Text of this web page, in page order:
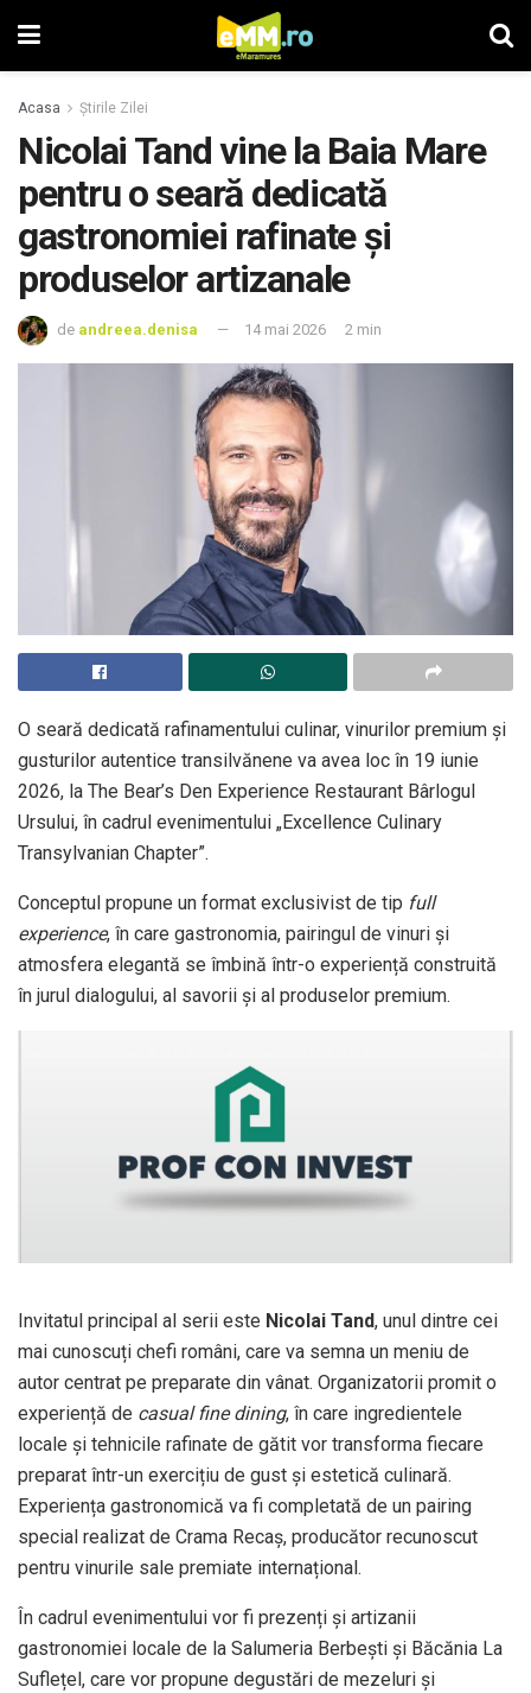
Acasa Știrile Zilei
Nicolai Tand vine la Baia Mare
pentru o seară dedicată
gastronomiei rafinate și
produselor artizanale
de andreea.denisa 14 mai 2026 2 min
O seară dedicată rafinamentului culinar, vinurilor premium și
gusturilor autentice transilvănene va avea loc în 19 iunie
2026, la The Bear’s Den Experience Restaurant Bârlogul
Ursului, în cadrul evenimentului „Excellence Culinary
Transylvanian Chapter”.
Conceptul propune un format exclusivist de tip full
experience, în care gastronomia, pairingul de vinuri și
atmosfera elegantă se îmbină într-o experiență construită
în jurul dialogului, al savorii și al produselor premium.
Invitatul principal al serii este Nicolai Tand, unul dintre cei
mai cunoscuți chefi români, care va semna un meniu de
autor centrat pe preparate din vânat. Organizatorii promit o
experiență de casual fine dining, în care ingredientele
locale și tehnicile rafinate de gătit vor transforma fiecare
preparat într-un exercițiu de gust și estetică culinară.
Experiența gastronomică va fi completată de un pairing
special realizat de Crama Recaș, producător recunoscut
pentru vinurile sale premiate internațional.
În cadrul evenimentului vor fi prezenți și artizanii
gastronomiei locale de la Salumeria Berbești și Băcănia La
Suflețel, care vor propune degustări de mezeluri și